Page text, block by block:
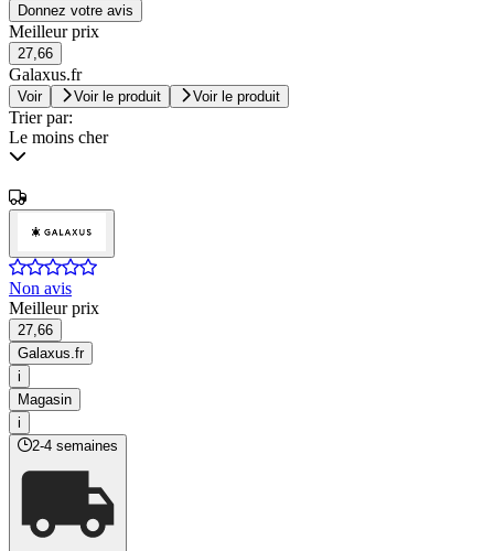
Donnez votre avis
Meilleur prix
27,66
Galaxus.fr
Voir Voir le produit Voir le produit
Trier par:
Le moins cher
Non avis
Meilleur prix
27,66
Galaxus.fr
i
Magasin
i
2-4 semaines